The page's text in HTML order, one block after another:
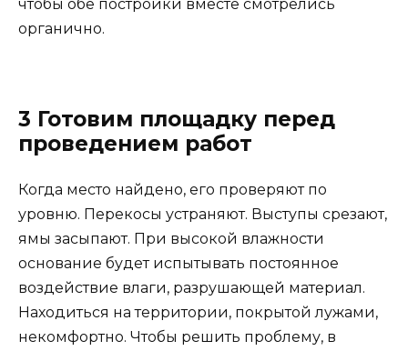
чтобы обе постройки вместе смотрелись
органично.
3 Готовим площадку перед
проведением работ
Когда место найдено, его проверяют по
уровню. Перекосы устраняют. Выступы срезают,
ямы засыпают. При высокой влажности
основание будет испытывать постоянное
воздействие влаги, разрушающей материал.
Находиться на территории, покрытой лужами,
некомфортно. Чтобы решить проблему, в